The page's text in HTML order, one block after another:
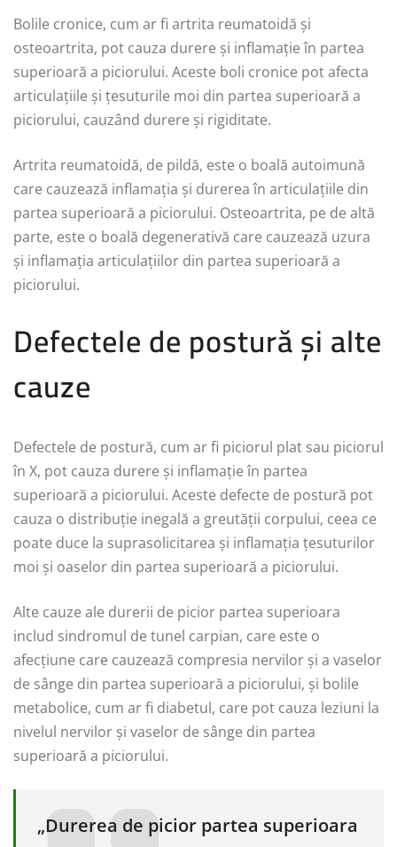
Bolile cronice, cum ar fi artrita reumatoidă și
osteoartrita, pot cauza durere și inflamație în partea
superioară a piciorului. Aceste boli cronice pot afecta
articulațiile și țesuturile moi din partea superioară a
piciorului, cauzând durere și rigiditate.
Artrita reumatoidă, de pildă, este o boală autoimună
care cauzează inflamația și durerea în articulațiile din
partea superioară a piciorului. Osteoartrita, pe de altă
parte, este o boală degenerativă care cauzează uzura
și inflamația articulațiilor din partea superioară a
piciorului.
Defectele de postură și alte
cauze
Defectele de postură, cum ar fi piciorul plat sau piciorul
în X, pot cauza durere și inflamație în partea
superioară a piciorului. Aceste defecte de postură pot
cauza o distribuție inegală a greutății corpului, ceea ce
poate duce la suprasolicitarea și inflamația țesuturilor
moi și oaselor din partea superioară a piciorului.
Alte cauze ale durerii de picior partea superioara
includ sindromul de tunel carpian, care este o
afecțiune care cauzează compresia nervilor și a vaselor
de sânge din partea superioară a piciorului, și bolile
metabolice, cum ar fi diabetul, care pot cauza leziuni la
nivelul nervilor și vaselor de sânge din partea
superioară a piciorului.
„Durerea de picior partea superioara